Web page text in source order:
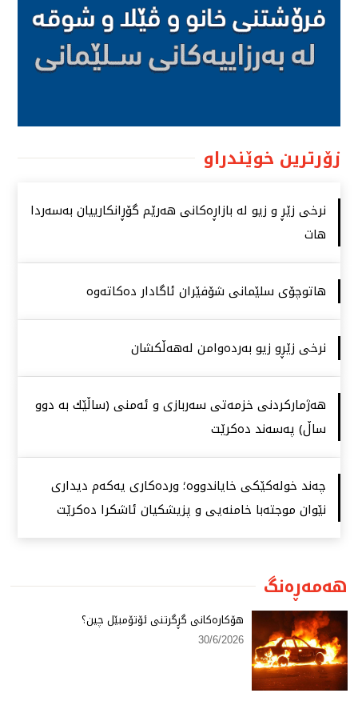
زۆرترین خوێندراو
نرخی زێڕ و زیو لە بازاڕەكانی هەرێم گۆڕانكارییان بەسەردا
هات
هاتوچۆی سلێمانی شۆفێران ئاگادار دەكاتەوە
نرخی زێڕو زیو بەردەوامن لەهەڵكشان
هەژماركردنی خزمەتی سەربازی و ئەمنی (ساڵێك بە دوو
ساڵ) پەسەند دەكرێت
چەند خولەكێكی خایاندووە؛ وردەكاری یەكەم دیداری
نێوان موجتەبا خامنەیی و پزیشكیان ئاشكرا دەكرێت
هەمەڕەنگ
هۆكارەكانی گڕگرتنی ئۆتۆمبێل چین؟
30/6/2026